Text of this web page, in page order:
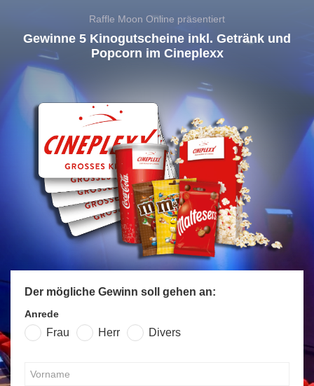
Raffle Moon Online präsentiert
Gewinne 5 Kinogutscheine inkl. Getränk und
Popcorn im Cineplexx
Der mögliche Gewinn soll gehen an:
Anrede
Frau Herr Divers